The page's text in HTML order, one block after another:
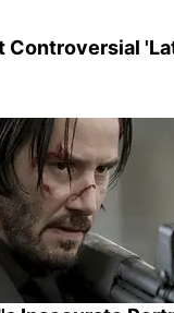
Controversial